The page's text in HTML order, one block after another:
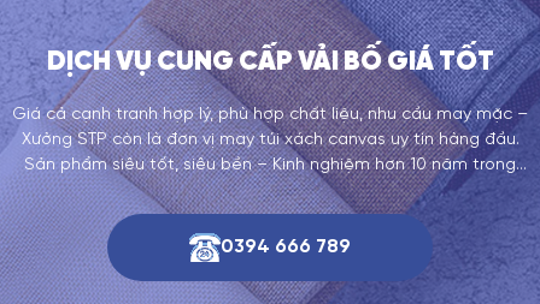
DỊCH VỤ CUNG CẤP VẢI BỐ GIÁ TỐT
Giá cả cạnh tranh hợp lý, phù hợp chất liệu, nhu cầu may mặc –
Xưởng STP còn là đơn vị may túi xách canvas uy tín hàng đầu.
Sản phẩm siêu tốt, siêu bền – Kinh nghiệm hơn 10 năm trong
ngành túi xách. Sản xuất số lượng. Thiết kế theo yêu cầu. Sản
phấm chính hãng. Mẫu mã đa dạng.
0394 666 789